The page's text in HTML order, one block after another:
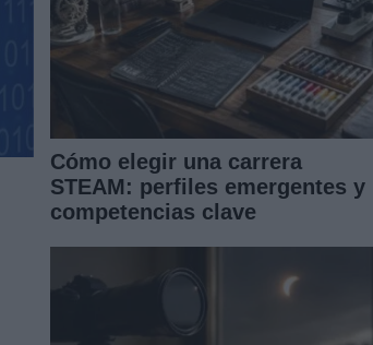
Cómo elegir una carrera
STEAM: perfiles emergentes y
competencias clave